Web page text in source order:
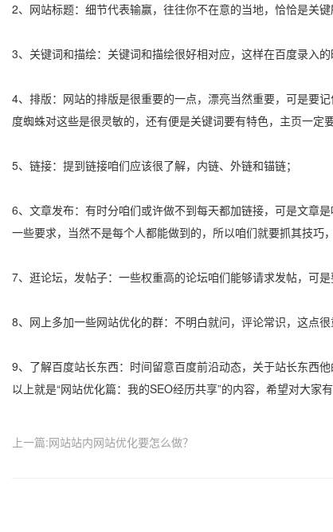
2、网站标题：细节代表输赢，往往你不在意的当地，恰恰是关
3、关键词和描绘：关键词和描绘很好相对应，这样在百度录入
4、排版：网站的排版是很重要的一点，漂亮当然重要，可是要
度蜘蛛对这些是很灵敏的，还有便是关键词要有特色，主页一定
5、链接：提到链接咱们应该很了解，内链、外链和锚链；
6、文章发布：有时分咱们或许做不到每天都加链接，可是文章
一些要求，当然不是每个人都能做到的，所以咱们就要抓其技巧
7、逛论坛，发帖子：一些权重高的论坛咱们能够请求发帖，可是
8、网上多加一些网站优化的群：不明白就问，评论常识，这点
9、了解百度站长东西：时间留意百度前沿动态，关于站长东西他
以上就是“网站优化篇：我的SEO经历共享”的内容，希望对大家有
上一篇:网站站内网站优化要怎么做？